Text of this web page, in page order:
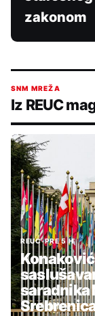
zakonom
SNM MREŽA
Iz REUC
REUC•PRE 5 H
saradnika